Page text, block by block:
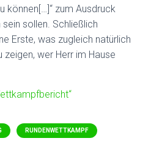
können[…]“ zum Ausdruck
sollen. Schließlich
Erste, was zugleich natürlich
wer Herr im Hause
RUNDENWETTKAMPF